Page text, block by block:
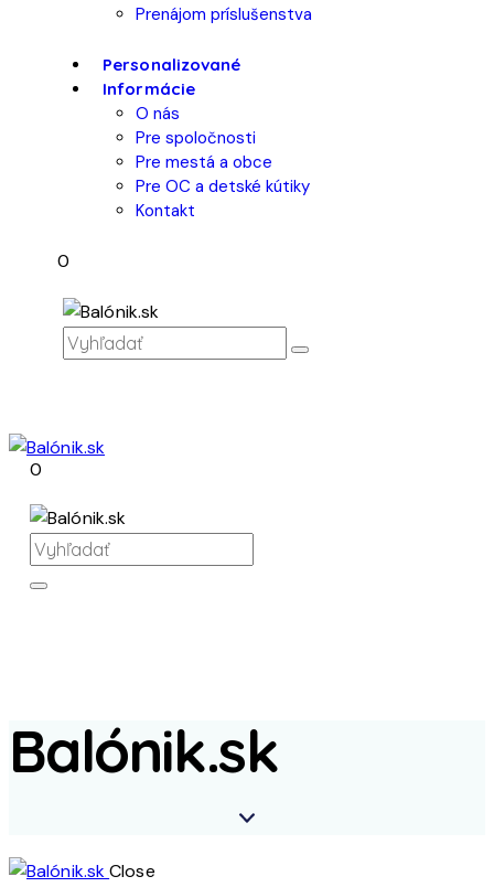
Prenájom príslušenstva
Personalizované
Informácie
O nás
Pre spoločnosti
Pre mestá a obce
Pre OC a detské kútiky
Kontakt
0
0
Balónik.sk
Close